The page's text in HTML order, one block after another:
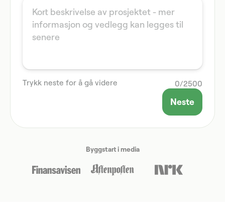
0/2500
Trykk neste for å gå videre
Neste
Byggstart i media